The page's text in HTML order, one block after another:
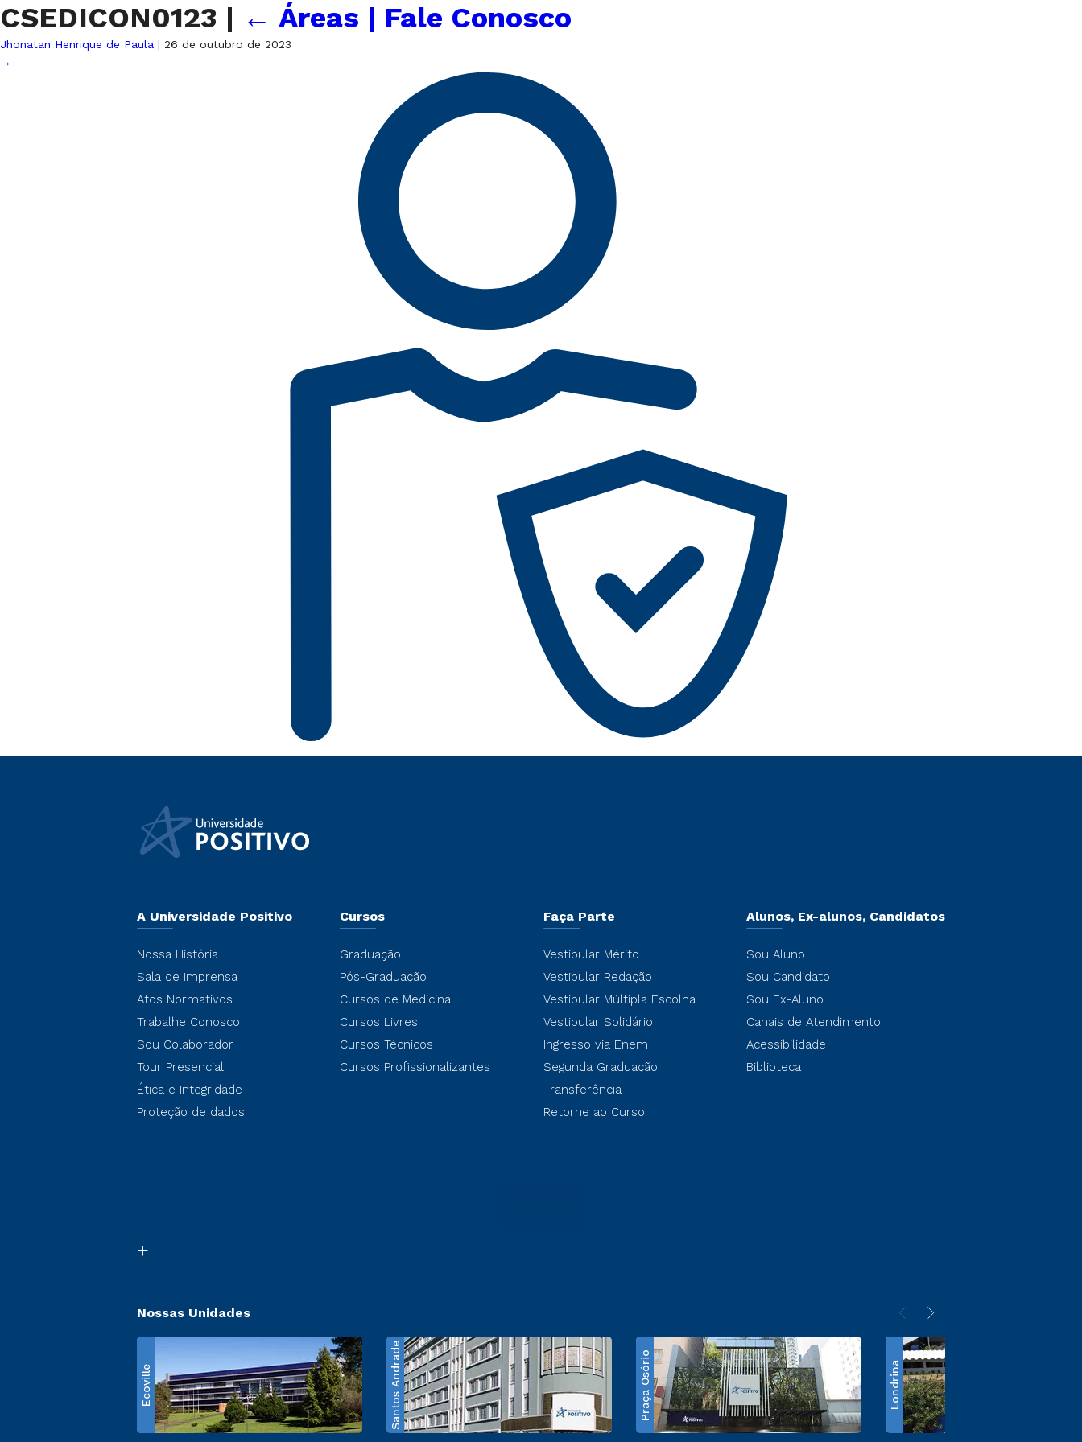
CSEDICON0123 | ← Áreas | Fale Conosco
Jhonatan Henrique de Paula | 26 de outubro de 2023
→
A Universidade Positivo
Nossa História
Sala de Imprensa
Atos Normativos
Trabalhe Conosco
Sou Colaborador
Tour Presencial
Ética e Integridade
Proteção de dados
Cursos
Graduação
Pós-Graduação
Cursos de Medicina
Cursos Livres
Cursos Técnicos
Cursos Profissionalizantes
Faça Parte
Vestibular Mérito
Vestibular Redação
Vestibular Múltipla Escolha
Vestibular Solidário
Ingresso via Enem
Segunda Graduação
Transferência
Retorne ao Curso
Alunos, Ex-alunos, Candidatos
Sou Aluno
Sou Candidato
Sou Ex-Aluno
Canais de Atendimento
Acessibilidade
Biblioteca
Nossas Unidades
Ecoville Santos Andrade Praça Osório Londrina